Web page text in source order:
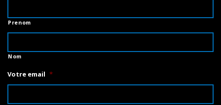
Prenom
Nom
Votre email *